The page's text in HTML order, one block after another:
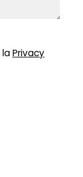
laPrivacy